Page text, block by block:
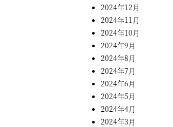
2024年12月
2024年11月
2024年10月
2024年9月
2024年8月
2024年7月
2024年6月
2024年5月
2024年4月
2024年3月